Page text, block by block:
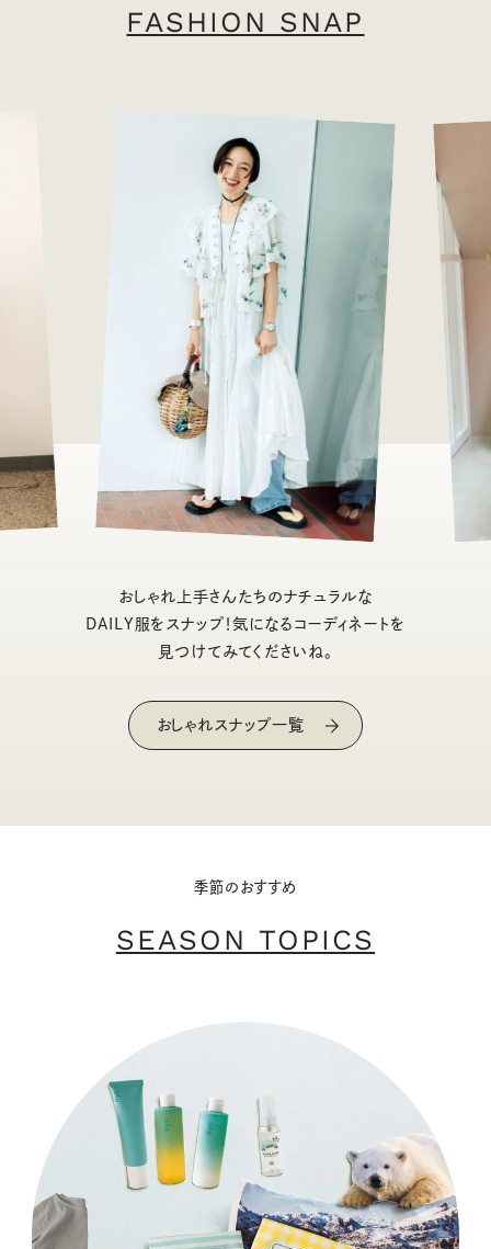
FASHION SNAP
おしゃれ上手さんたちのナチュラルな
DAILY服をスナップ！気になるコーディネートを
見つけてみてくださいね。
おしゃれスナップ一覧
季節のおすすめ
SEASON TOPICS